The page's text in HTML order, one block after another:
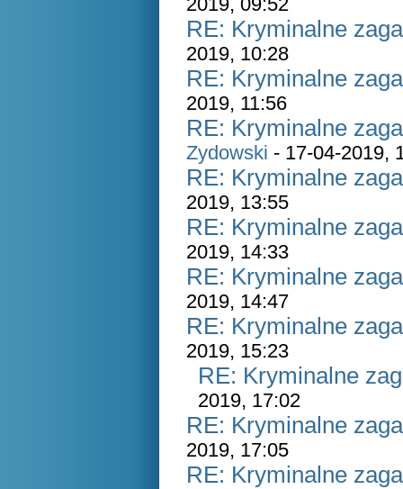
RE: Kryminalne
2019, 10:28
RE: Kryminalne
2019, 11:56
RE: Kryminalne
Zydowski - 17-04-2019,
RE: Kryminalne
2019, 13:55
RE: Kryminalne
2019, 14:33
RE: Kryminalne
2019, 14:47
RE: Kryminalne
2019, 15:23
RE: Kryminalne
2019, 17:02
RE: Kryminalne
2019, 17:05
RE: Kryminalne